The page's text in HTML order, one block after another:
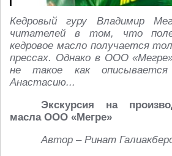
Кедровый гуру Владимир
читателей в том, что
кедровое масло получается
прессах. Однако в ООО
не такое как
Анастасию...
Экскурсия на
масла ООО «Мегре»
Автор – Ринат